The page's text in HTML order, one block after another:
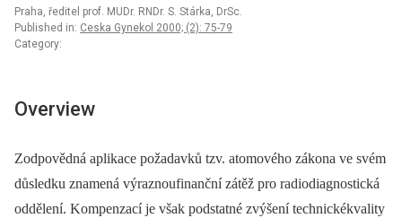
Praha, ředitel prof. MUDr. RNDr. S. Stárka, DrSc.
Published in: Ceska Gynekol 2000; (2): 75-79
Category:
Overview
Zodpovědná aplikace požadavků tzv. atomového zákona ve svém
důsledku znamená výraznoufinanční zátěž pro radiodiagnostická
oddělení. Kompenzací je však podstatné zvýšení technickékvality